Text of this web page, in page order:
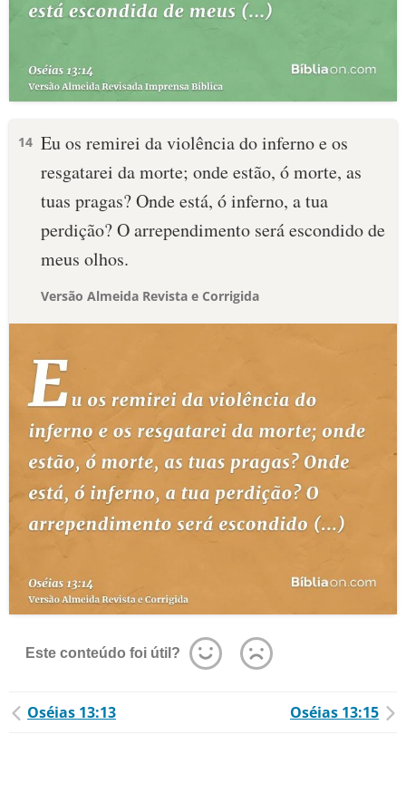
14 Eu os remirei da violência do inferno e os
resgatarei da morte; onde estão, ó morte, as
tuas pragas? Onde está, ó inferno, a tua
perdição? O arrependimento será escondido de
meus olhos.
Versão Almeida Revista e Corrigida
Este conteúdo foi útil?
Oséias 13:13 Oséias 13:15